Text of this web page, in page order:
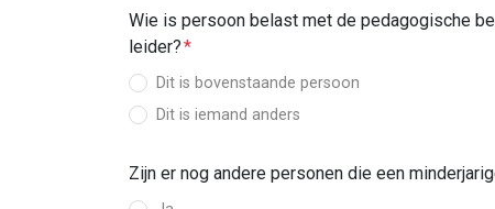
Wie is persoon belast met de pedagogische
leider?
Dit is bovenstaande persoon
Dit is iemand anders
Zijn er nog andere personen die een